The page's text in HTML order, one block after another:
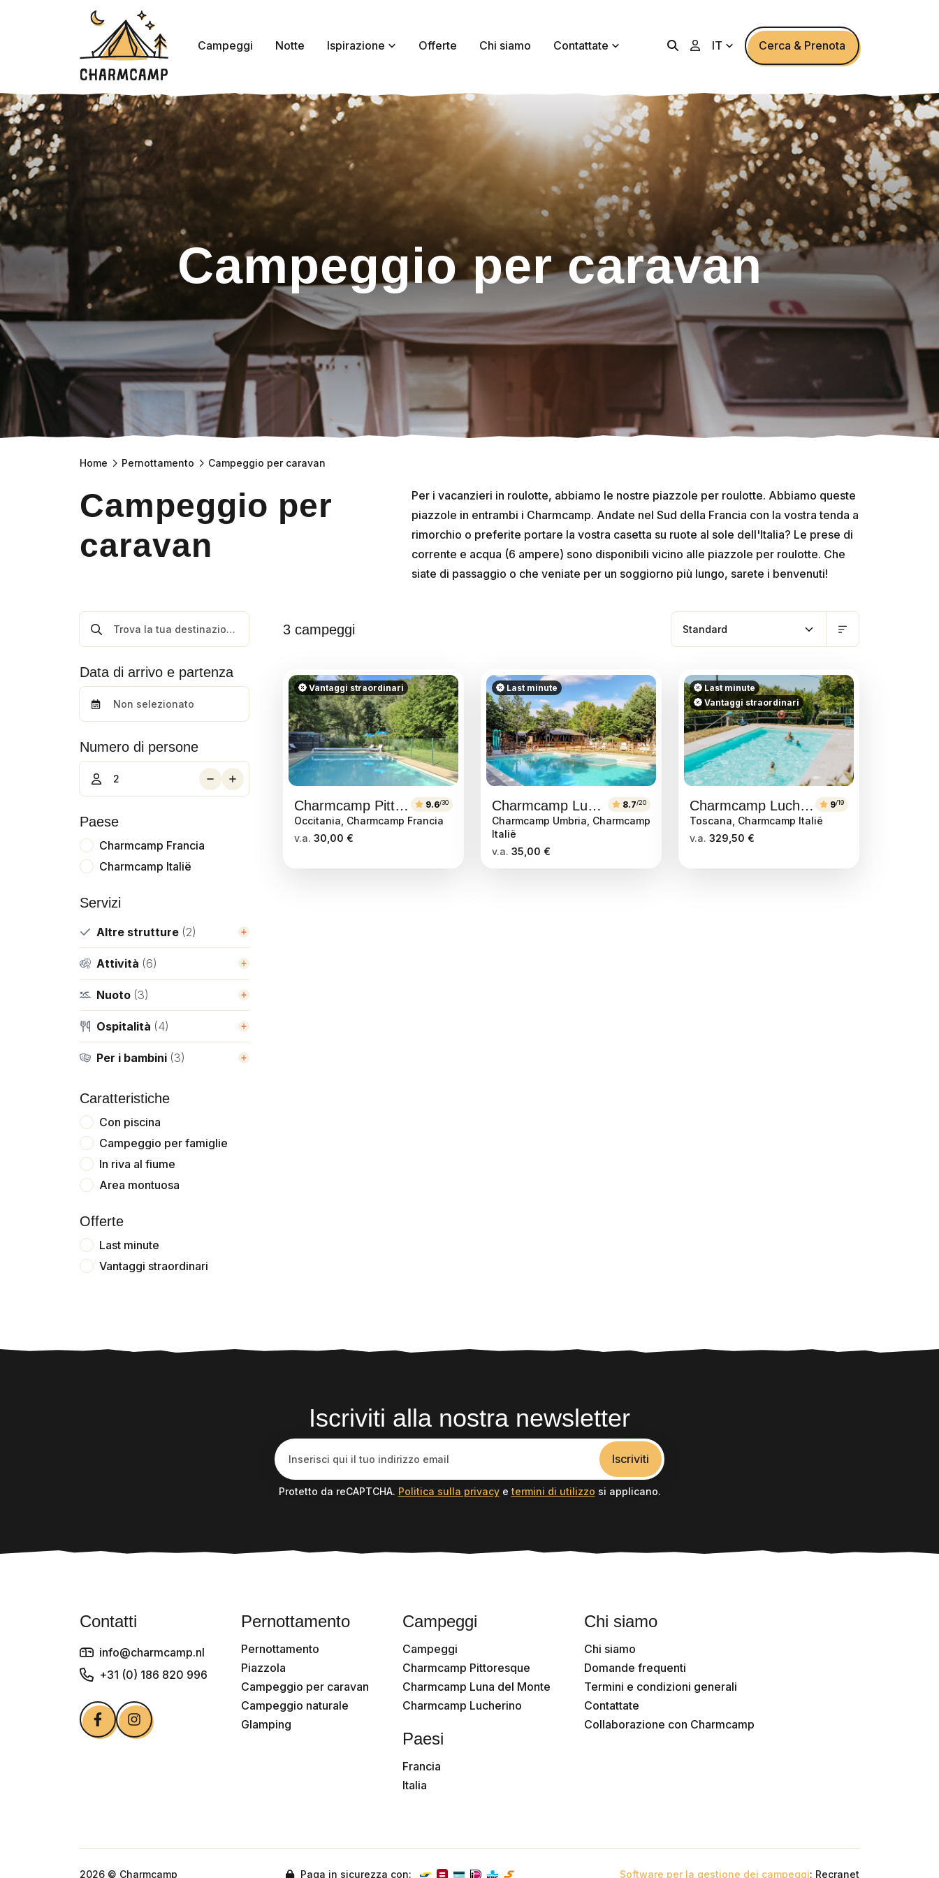
Campeggi Notte Ispirazione Offerte Chi siamo Contattate IT Cerca & Prenota
Campeggio per caravan
Home Pernottamento Campeggio per caravan
Campeggio per
caravan
Per i vacanzieri in roulotte, abbiamo le nostre piazzole per roulotte. Abbiamo queste
piazzole in entrambi i Charmcamp. Andate nel Sud della Francia con la vostra tenda a
rimorchio o preferite portare la vostra casetta su ruote al sole dell'Italia? Le prese di
corrente e acqua (6 ampere) sono disponibili vicino alle piazzole per roulotte. Che
siate di passaggio o che veniate per un soggiorno più lungo, sarete i benvenuti!
Data di arrivo e partenza
Numero di persone
Paese
Charmcamp Francia
Charmcamp Italië
Servizi
Altre strutture (2)
Attività (6)
Nuoto (3)
Ospitalità (4)
Per i bambini (3)
Caratteristiche
Con piscina
Campeggio per famiglie
In riva al fiume
Area montuosa
Offerte
Last minute
Vantaggi straordinari
3 campeggi
Vantaggi straordinari
Charmcamp Pittoresque 9.6/30
Occitania, Charmcamp Francia
v.a. 30,00 €
Last minute
Charmcamp Luna del Monte 8.7/20
Charmcamp Umbria, Charmcamp
Italië
v.a. 35,00 €
Last minute
Vantaggi straordinari
Charmcamp Lucherino 9/19
Toscana, Charmcamp Italië
v.a. 329,50 €
Iscriviti alla nostra newsletter
Iscriviti
Protetto da reCAPTCHA. Politica sulla privacyetermini di utilizzo si applicano.
Contatti
info@charmcamp.nl
+31 (0) 186 820 996
Pernottamento
Pernottamento
Piazzola
Campeggio per caravan
Campeggio naturale
Glamping
Campeggi
Campeggi
Charmcamp Pittoresque
Charmcamp Luna del Monte
Charmcamp Lucherino
Paesi
Francia
Italia
Chi siamo
Chi siamo
Domande frequenti
Termini e condizioni generali
Contattate
Collaborazione con Charmcamp
2026 © Charmcamp Paga in sicurezza con: Software per la gestione dei campeggi: Recranet